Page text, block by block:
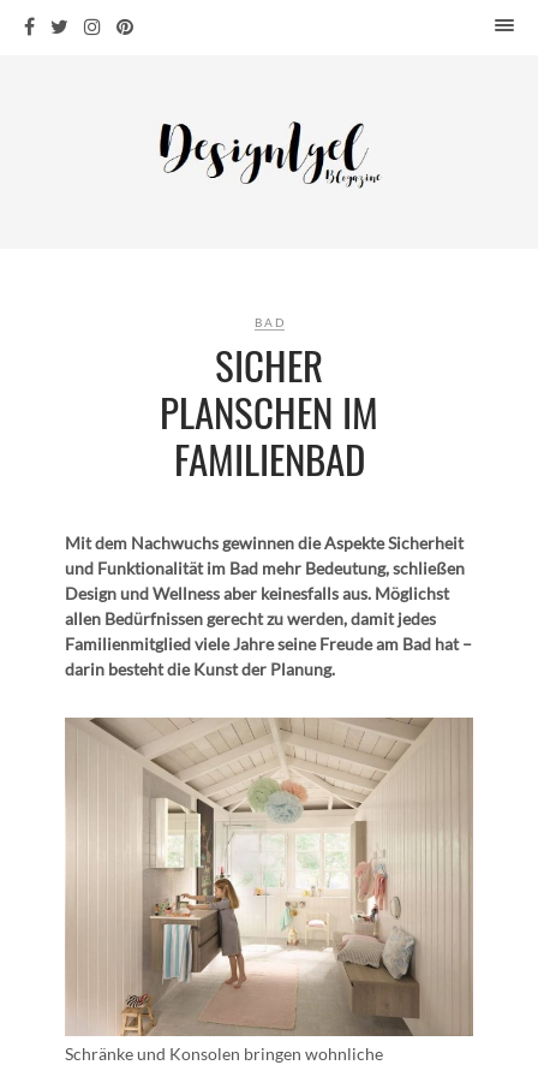
WOHNEN
KÜCHE
ÜBER MICH
KONTAKT
BAD
SICHER
PLANSCHEN IM
FAMILIENBAD
Mit dem Nachwuchs gewinnen die Aspekte Sicherheit
und Funktionalität im Bad mehr Bedeutung, schließen
Design und Wellness aber keinesfalls aus. Möglichst
allen Bedürfnissen gerecht zu werden, damit jedes
Familienmitglied viele Jahre seine Freude am Bad hat –
darin besteht die Kunst der Planung.
Schränke und Konsolen bringen wohnliche